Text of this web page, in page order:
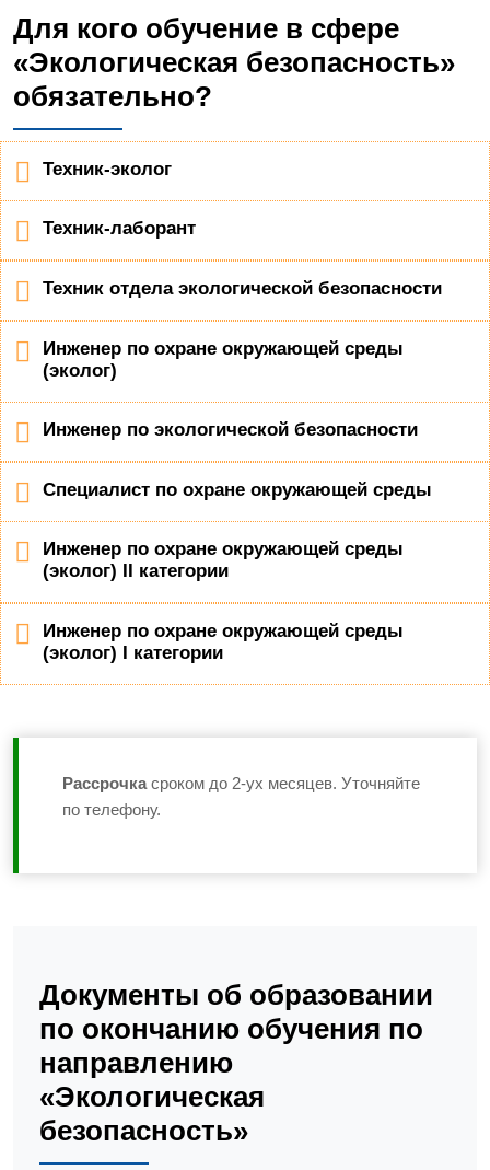
Для кого обучение в сфере
«Экологическая безопасность»
обязательно?
Техник-эколог
Техник-лаборант
Техник отдела экологической безопасности
Инженер по охране окружающей среды
(эколог)
Инженер по экологической безопасности
Специалист по охране окружающей среды
Инженер по охране окружающей среды
(эколог) II категории
Инженер по охране окружающей среды
(эколог) I категории
Рассрочка сроком до 2-ух месяцев. Уточняйте
по телефону.
Документы об образовании
по окончанию обучения по
направлению
«Экологическая
безопасность»